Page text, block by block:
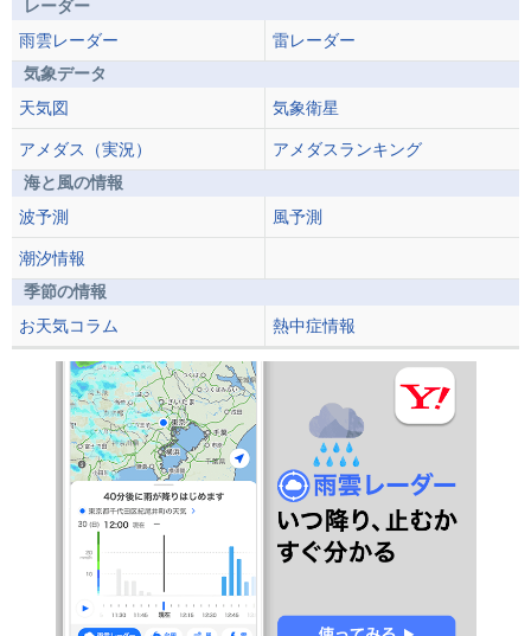
レーダー
雨雲レーダー
雷レーダー
気象データ
天気図
気象衛星
アメダス（実況）
アメダスランキング
海と風の情報
波予測
風予測
潮汐情報
季節の情報
お天気コラム
熱中症情報